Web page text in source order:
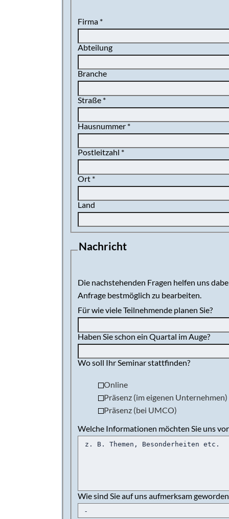
Firma *
Abteilung
Branche
Straße *
Hausnummer *
Postleitzahl *
Ort *
Land
Nachricht
Die nachstehenden Fragen helfen uns
Anfrage bestmöglich zu bearbeiten.
Für wie viele Teilnehmende planen Sie?
Haben Sie schon ein Quartal im Auge?
Wo soll Ihr Seminar stattfinden?
Online
Präsenz (im eigenen Unternehmen)
Präsenz (bei UMCO)
Welche Informationen möchten Sie uns
Wie sind Sie auf uns aufmerksam